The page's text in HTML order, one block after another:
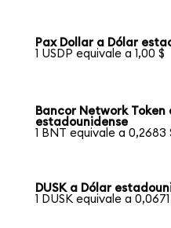
Pax Dollar a Dólar
1 USDP equivale a 1,00 $
Bancor Network Token
estadounidense
1 BNT equivale a 0,2683
DUSK a Dólar
1 DUSK equivale a 0,0671